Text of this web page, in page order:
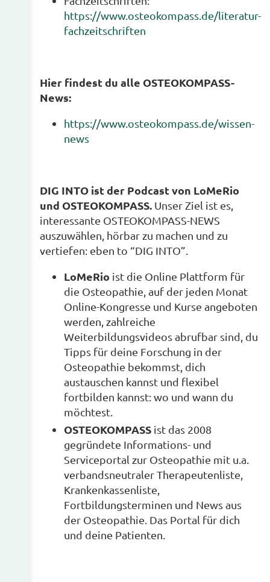
https://www.osteokompass.de/literatur-
fachzeitschriften
Hier findest du alle OSTEOKOMPASS-
News:
https://www.osteokompass.de/wissen-
news
DIG INTO ist der Podcast von LoMeRio
und OSTEOKOMPASS. Unser Ziel ist es,
interessante OSTEOKOMPASS-NEWS
auszuwählen, hörbar zu machen und zu
vertiefen: eben to “DIG INTO”.
LoMeRio ist die Online Plattform für
die Osteopathie, auf der jeden Monat
Online-Kongresse und Kurse angeboten
werden, zahlreiche
Weiterbildungsvideos abrufbar sind, du
Tipps für deine Forschung in der
Osteopathie bekommst, dich
austauschen kannst und flexibel
fortbilden kannst: wo und wann du
möchtest.
OSTEOKOMPASS ist das 2008
gegründete Informations- und
Serviceportal zur Osteopathie mit u.a.
verbandsneutraler Therapeutenliste,
Krankenkassenliste,
Fortbildungsterminen und News aus
der Osteopathie. Das Portal für dich
und deine Patienten.